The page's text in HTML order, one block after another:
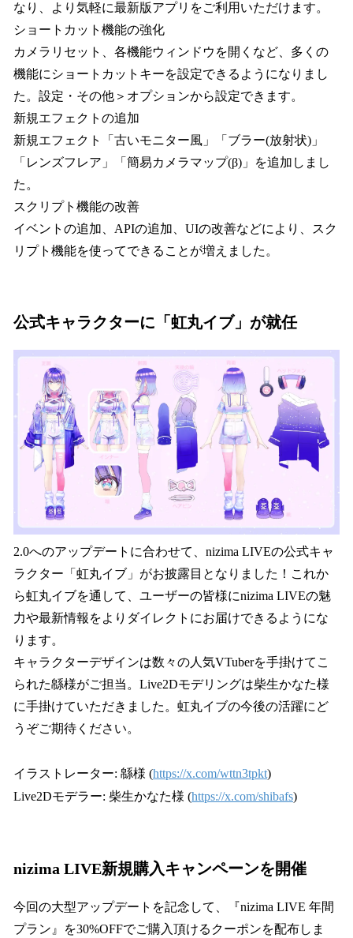
なり、より気軽に最新版アプリをご利用いただけます。
ショートカット機能の強化
カメラリセット、各機能ウィンドウを開くなど、多くの
機能にショートカットキーを設定できるようになりまし
た。設定・その他＞オプションから設定できます。
新規エフェクトの追加
新規エフェクト「古いモニター風」「ブラー(放射状)」
「レンズフレア」「簡易カメラマップ(β)」を追加しまし
た。
スクリプト機能の改善
イベントの追加、APIの追加、UIの改善などにより、スク
リプト機能を使ってできることが増えました。
公式キャラクターに「虹丸イブ」が就任
2.0へのアップデートに合わせて、nizima LIVEの公式キャ
ラクター「虹丸イブ」がお披露目となりました！これか
ら虹丸イブを通して、ユーザーの皆様にnizima LIVEの魅
力や最新情報をよりダイレクトにお届けできるようにな
ります。
キャラクターデザインは数々の人気VTuberを手掛けてこ
られた緜様がご担当。Live2Dモデリングは柴生かなた様
に手掛けていただきました。虹丸イブの今後の活躍にど
うぞご期待ください。
イラストレーター: 緜様 (https://x.com/wttn3tpkt)
Live2Dモデラー: 柴生かなた様 (https://x.com/shibafs)
nizima LIVE新規購入キャンペーンを開催
今回の大型アップデートを記念して、『nizima LIVE 年間
プラン』を30%OFFでご購入頂けるクーポンを配布しま